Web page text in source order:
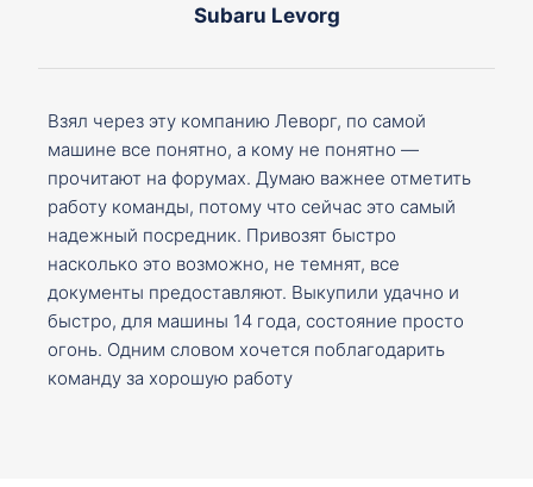
Subaru Levorg
Взял через эту компанию Леворг, по самой
машине все понятно, а кому не понятно —
прочитают на форумах. Думаю важнее отметить
работу команды, потому что сейчас это самый
надежный посредник. Привозят быстро
насколько это возможно, не темнят, все
документы предоставляют. Выкупили удачно и
быстро, для машины 14 года, состояние просто
огонь. Одним словом хочется поблагодарить
команду за хорошую работу